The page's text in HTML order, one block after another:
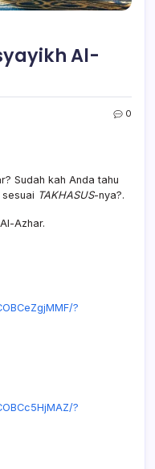
Al-
0
Sudah kah Anda tahu
TAKHASUS-nya?.
Al-Azhar.
?
?